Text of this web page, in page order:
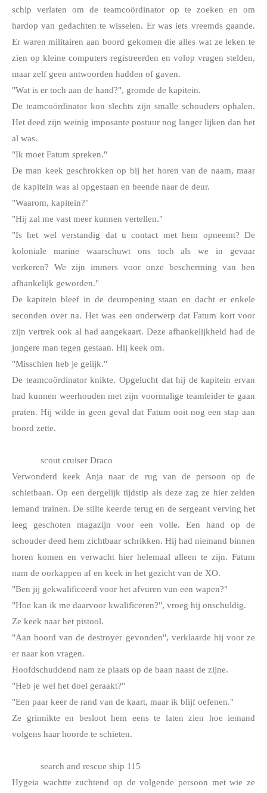
schip verlaten om de teamcoördinator op te zoeken en om
hardop van gedachten te wisselen. Er was iets vreemds gaande.
Er waren militairen aan boord gekomen die alles wat ze leken te
zien op kleine computers registreerden en volop vragen stelden,
maar zelf geen antwoorden hadden of gaven.
"Wat is er toch aan de hand?", gromde de kapitein.
De teamcoördinator kon slechts zijn smalle schouders ophalen.
Het deed zijn weinig imposante postuur nog langer lijken dan het
al was.
"Ik moet Fatum spreken."
De man keek geschrokken op bij het horen van de naam, maar
de kapitein was al opgestaan en beende naar de deur.
"Waarom, kapitein?"
"Hij zal me vast meer kunnen vertellen."
"Is het wel verstandig dat u contact met hem opneemt? De
koloniale marine waarschuwt ons toch als we in gevaar
verkeren? We zijn immers voor onze bescherming van hen
afhankelijk geworden."
De kapitein bleef in de deuropening staan en dacht er enkele
seconden over na. Het was een onderwerp dat Fatum kort voor
zijn vertrek ook al had aangekaart. Deze afhankelijkheid had de
jongere man tegen gestaan. Hij keek om.
"Misschien heb je gelijk."
De teamcoördinator knikte. Opgelucht dat hij de kapitein ervan
had kunnen weerhouden met zijn voormalige teamleider te gaan
praten. Hij wilde in geen geval dat Fatum ooit nog een stap aan
boord zette.
scout cruiser Draco
Verwonderd keek Anja naar de rug van de persoon op de
schietbaan. Op een dergelijk tijdstip als deze zag ze hier zelden
iemand trainen. De stilte keerde terug en de sergeant verving het
leeg geschoten magazijn voor een volle. Een hand op de
schouder deed hem zichtbaar schrikken. Hij had niemand binnen
horen komen en verwacht hier helemaal alleen te zijn. Fatum
nam de oorkappen af en keek in het gezicht van de XO.
"Ben jij gekwalificeerd voor het afvuren van een wapen?"
"Hoe kan ik me daarvoor kwalificeren?", vroeg hij onschuldig.
Ze keek naar het pistool.
"Aan boord van de destroyer gevonden", verklaarde hij voor ze
er naar kon vragen.
Hoofdschuddend nam ze plaats op de baan naast de zijne.
"Heb je wel het doel geraakt?"
"Een paar keer de rand van de kaart, maar ik blijf oefenen."
Ze grinnikte en besloot hem eens te laten zien hoe iemand
volgens haar hoorde te schieten.
search and rescue ship 115
Hygeia wachtte zuchtend op de volgende persoon met wie ze